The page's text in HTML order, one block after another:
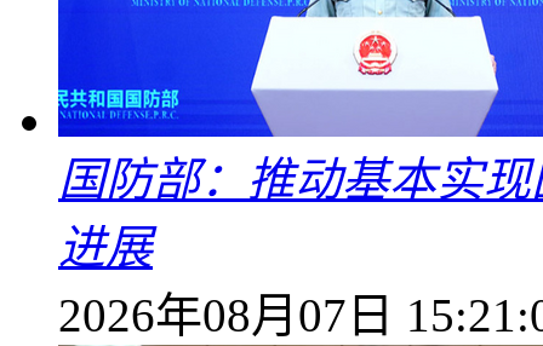
国防部：推动基本实
进展
2026年08月07日